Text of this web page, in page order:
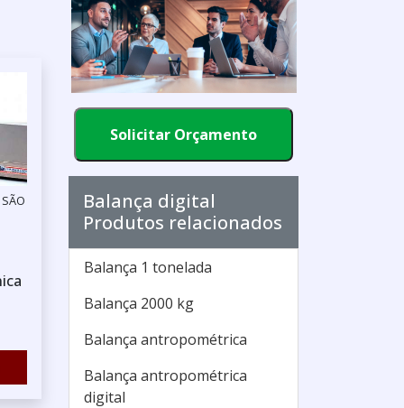
Solicitar Orçamento
Balança digital
Produtos relacionados
Balança 1 tonelada
Balança 2000 kg
Balança antropométrica
Balança antropométrica
digital